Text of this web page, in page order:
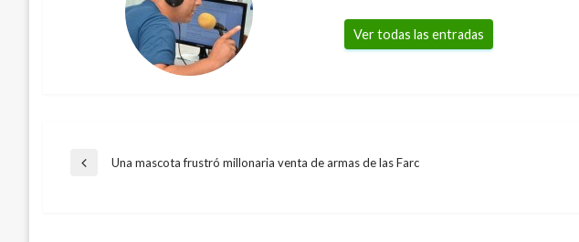
Ver todas las entradas
Navegación
Entrada
Una mascota frustró millonaria venta de armas de las Farc